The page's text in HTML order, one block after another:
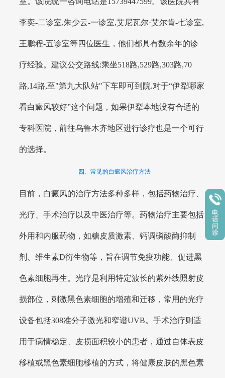
李奕-二诊室,朱少云-一诊室,艾尼瓦尔·艾尔肯-七诊室,
王鹏程-五诊室等四位医生，他们都具有数余年的诊
疗经验。建议公交路线:乘坐518路,529路,303路,70
路,14路,至"第九大队站"下车即可到院.对于“伊犁哪家
看白癜风较好”这个问题，如果伊犁本地没有合适的
专科医院，前往乌鲁木齐地区进行诊疗也是一个可行
的选择。
四、常见的白癜风治疗方法
目前，白癜风的治疗方法多种多样，包括药物治疗、
光疗、手术治疗以及中医治疗等。药物治疗主要包括
外用和内服药物，如糖皮质激素、钙调磷酸酶抑制
剂、维生素D衍生物等，旨在调节免疫功能、促进黑
色素细胞再生。光疗是利用特定波长的紫外线照射皮
损部位，刺激黑色素细胞的增殖和迁移，常用的光疗
设备包括308准分子激光和窄谱UVB。手术治疗则适
用于病情稳定、皮损面积较小的患者，通过自体表皮
移植或黑色素细胞移植的方式，将健康皮肤的黑色素